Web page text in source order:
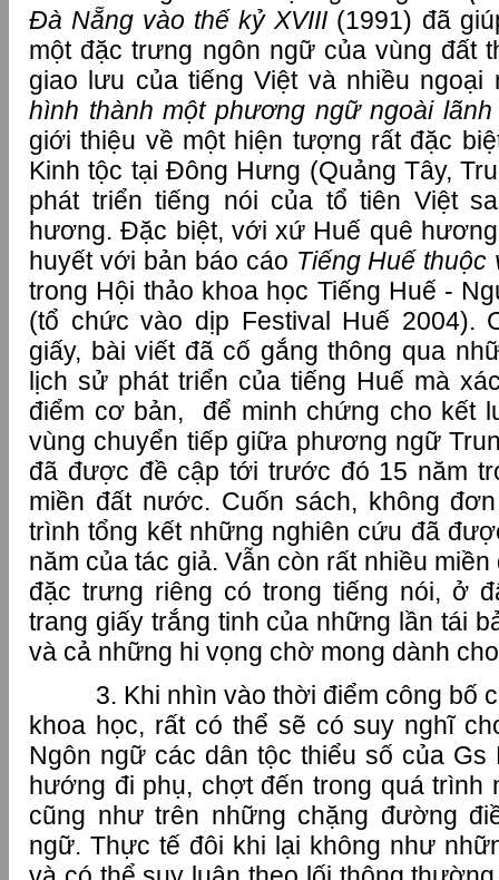
Đà Nẵng vào thế kỷ XVIII (1991) đã
một đặc trưng ngôn ngữ của vùng đất
giao lưu của tiếng Việt và nhiều
hình thành một phương ngữ ngoài
giới thiệu về một hiện tượng rất đặc
Kinh tộc tại Đông Hưng (Quảng Tây,
phát triển tiếng nói của tổ tiên Việt
hương. Đặc biệt, với xứ Huế quê
huyết với bản báo cáo Tiếng Huế
trong Hội thảo khoa học Tiếng Huế -
(tổ chức vào dịp Festival Huế 2004).
giấy, bài viết đã cố gắng thông qua
lịch sử phát triển của tiếng Huế mà
điểm cơ bản, để minh chứng cho kết
vùng chuyển tiếp giữa phương ngữ
đã được đề cập tới trước đó 15 năm
miền đất nước. Cuốn sách, không
trình tổng kết những nghiên cứu đã
năm của tác giả. Vẫn còn rất nhiều
đặc trưng riêng có trong tiếng nói, ở
trang giấy trắng tinh của những lần tái
và cả những hi vọng chờ mong dành
3. Khi nhìn vào thời điểm công bố
khoa học, rất có thể sẽ có suy nghĩ
Ngôn ngữ các dân tộc thiểu số của Gs
hướng đi phụ, chợt đến trong quá trình
cũng như trên những chặng đường
ngữ. Thực tế đôi khi lại không như